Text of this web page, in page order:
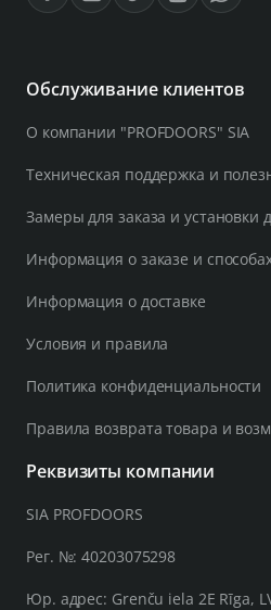
Обслуживание клиентов
О компании "PROFDOORS" SIA
Техническая поддержка и
Замеры для заказа и установки
Информация о заказе и
Информация о доставке
Условия и правила
Политика конфиденциальности
Правила возврата товара и
Реквизиты компании
SIA PROFDOORS
Рег. №: 40203075298
Юр. адрес: Grenču iela 2E Rīga,